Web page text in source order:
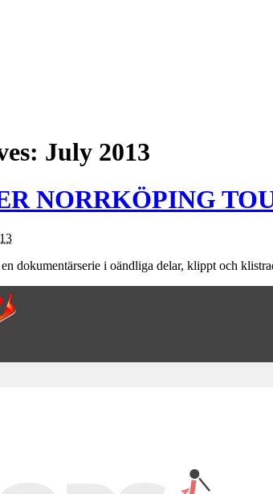
July 2013
NORRKÖPING
dokumentärserie i oändliga delar, klippt och